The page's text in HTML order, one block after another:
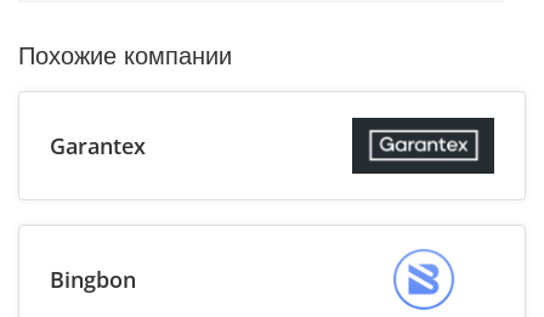
Похожие компании
Garantex
Bingbon